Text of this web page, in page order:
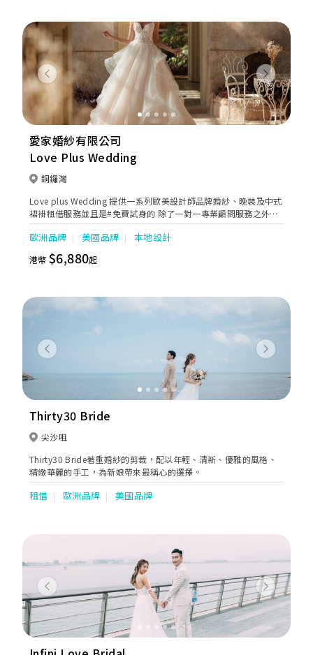
影，婚紗租賃，過大禮，婚禮攝錄等等相關服務。
Previous Next
愛家婚紗有限公司
Love Plus Wedding
銅鑼灣
Love plus Wedding 提供一系列歐美設計師品牌婚紗、￼晚裝及中式
裙褂租借服務並且是#免費試身的 除了一對一專業顧問服務之外，￼
一系列婚紗和晚禮服也是用心為了配合每位￼￼準新娘子能夠找到合適
的夢想嫁衣， ￼從而不斷尋覓及增添不同嶄新元素達到最優質，￼讓您
在重要場合閃耀光芒，￼成為最耀眼的焦點。
歐洲品牌 美國品牌 本地設計
港幣$6,880起
Previous Next
Thirty30 Bride
尖沙咀
Thirty30 Bride著重婚紗的剪裁，配以年輕、清新、優雅的風格、
精緻華麗的手工，為新娘帶來最稱心的選擇。
租借 歐洲品牌 美國品牌
Previous Next